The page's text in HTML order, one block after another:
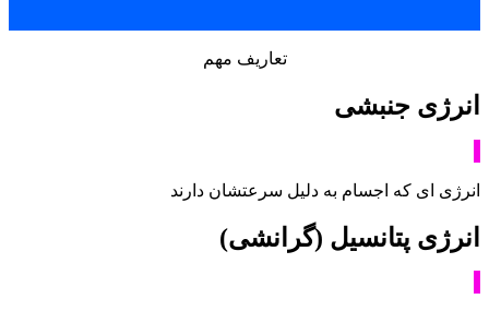
تعاریف مهم
انرژی جنبشی
انرژی ای که اجسام به دلیل سرعتشان دارند
انرژی پتانسیل (گرانشی)